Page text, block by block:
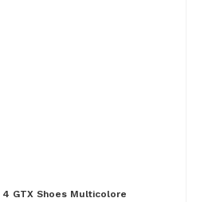
4 GTX Shoes Multicolore